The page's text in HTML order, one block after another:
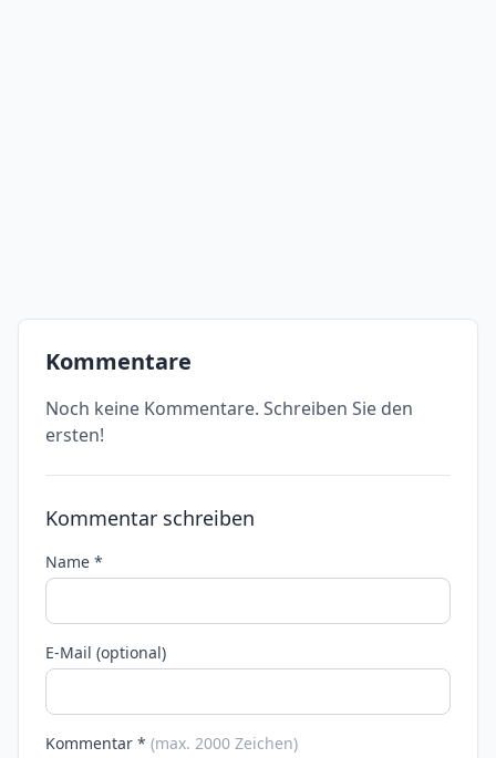
Kommentare
Noch keine Kommentare. Schreiben Sie den
ersten!
Kommentar schreiben
Name *
E-Mail (optional)
Kommentar * (max. 2000 Zeichen)